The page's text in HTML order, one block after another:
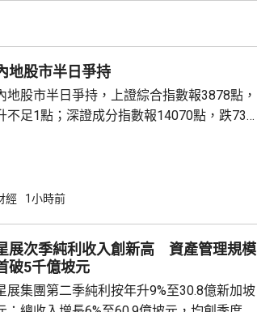
第二季...
地股市半日爭持
地股市半日爭持，上證綜合指數報3878點，
不足1點；深證成分指數報14070點，跌73
經 1小時前
展次季純利收入創新高 資產管理規模
破5千億坡元
展集團第二季純利按年升9%至30.8億新加坡